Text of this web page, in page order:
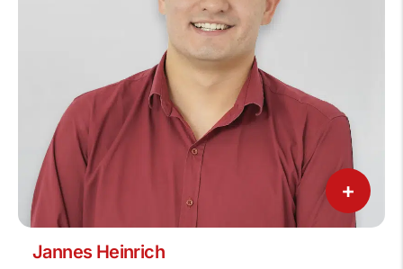
+
Jannes Heinrich